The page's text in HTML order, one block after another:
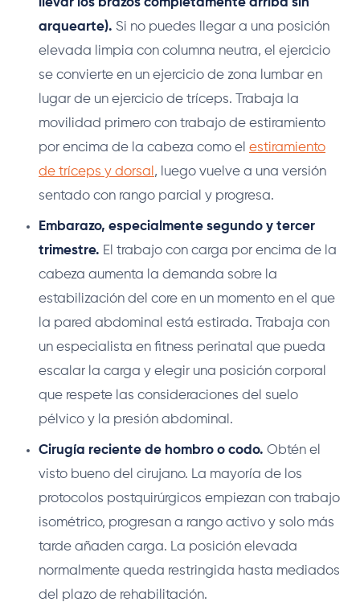
llevar los brazos completamente arriba sin
arquearte). Si no puedes llegar a una posición
elevada limpia con columna neutra, el ejercicio
se convierte en un ejercicio de zona lumbar en
lugar de un ejercicio de tríceps. Trabaja la
movilidad primero con trabajo de estiramiento
por encima de la cabeza como el estiramiento
de tríceps y dorsal , luego vuelve a una versión
sentado con rango parcial y progresa.
Embarazo, especialmente segundo y tercer
trimestre. El trabajo con carga por encima de la
cabeza aumenta la demanda sobre la
estabilización del core en un momento en el que
la pared abdominal está estirada. Trabaja con
un especialista en fitness perinatal que pueda
escalar la carga y elegir una posición corporal
que respete las consideraciones del suelo
pélvico y la presión abdominal.
Cirugía reciente de hombro o codo. Obtén el
visto bueno del cirujano. La mayoría de los
protocolos postquirúrgicos empiezan con trabajo
isométrico, progresan a rango activo y solo más
tarde añaden carga. La posición elevada
normalmente queda restringida hasta mediados
del plazo de rehabilitación.